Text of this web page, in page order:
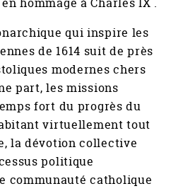
qui inspire les
de 1614 suit de près
modernes chers
part, les missions
fort du progrès du
virtuellement tout
la dévotion collective
politique
communauté catholique